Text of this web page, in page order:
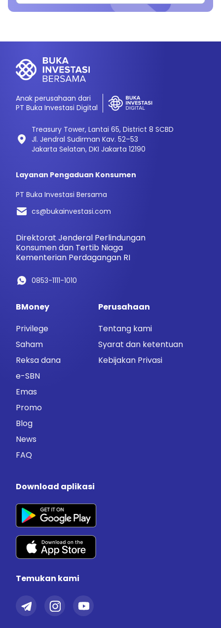
Anak perusahaan dari
PT Buka Investasi Digital
Treasury Tower, Lantai 65, District 8 SCBD
Jl. Jendral Sudirman Kav. 52–53
Jakarta Selatan, DKI Jakarta 12190
Layanan Pengaduan Konsumen
PT Buka Investasi Bersama
cs@bukainvestasi.com
Direktorat Jenderal Perlindungan
Konsumen dan Tertib Niaga
Kementerian Perdagangan RI
0853-1111-1010
BMoney
Privilege
Saham
Reksa dana
e-SBN
Emas
Promo
Blog
News
FAQ
Perusahaan
Tentang kami
Syarat dan ketentuan
Kebijakan Privasi
Download aplikasi
Temukan kami